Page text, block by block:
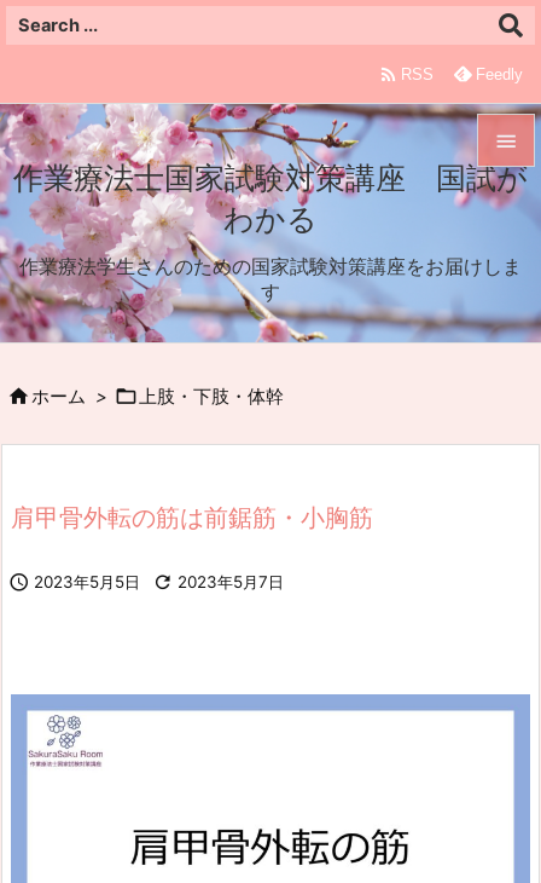
作業療法士国家試験対策講座 国試が
わかる
作業療法学生さんのための国家試験対策講座をお届けしま
す




 RSS Feedly
ホーム > 上肢・下肢・体幹
肩甲骨外転の筋は前鋸筋・小胸筋
 2023年5月5日  2023年5月7日